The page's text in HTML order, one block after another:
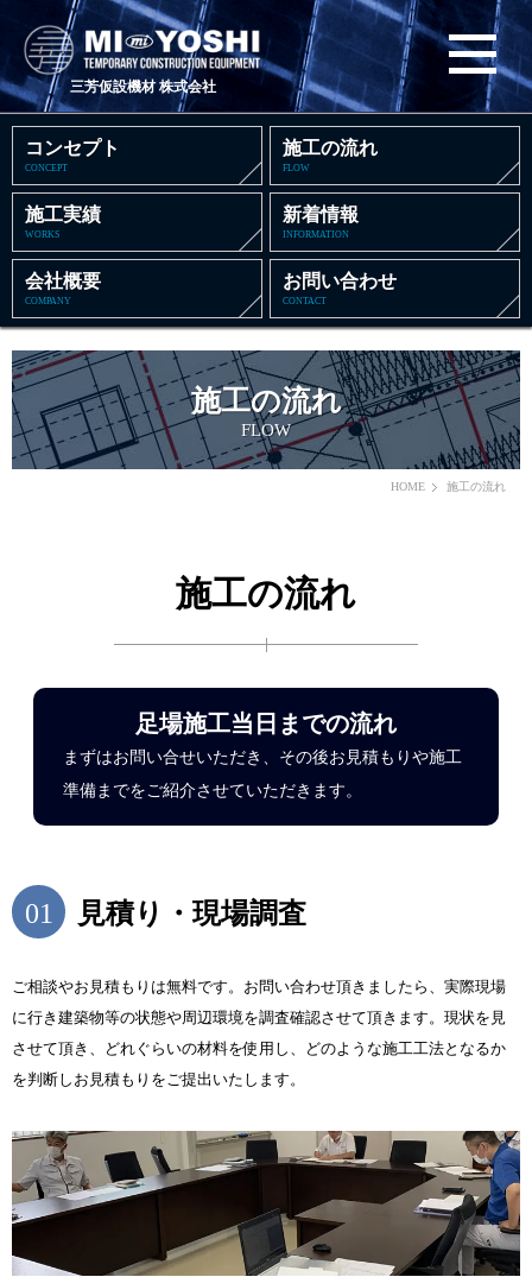
三芳仮設機材 株式会社
コンセプト
CONCEPT
施工の流れ
FLOW
施工実績
WORKS
新着情報
INFORMATION
会社概要
COMPANY
お問い合わせ
CONTACT
施工の流れ
FLOW
HOME 施工の流れ
施工の流れ
足場施工当日までの流れ
まずはお問い合せいただき、その後お見積もりや施工
準備までをご紹介させていただきます。
01 見積り・現場調査
ご相談やお見積もりは無料です。お問い合わせ頂きましたら、実際現場
に行き建築物等の状態や周辺環境を調査確認させて頂きます。現状を見
させて頂き、どれぐらいの材料を使用し、どのような施工工法となるか
を判断しお見積もりをご提出いたします。